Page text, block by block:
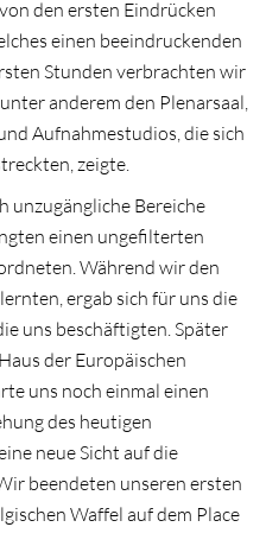
den ersten Eindrücken
einen beeindruckenden
Stunden verbrachten wir
anderem den Plenarsaal,
Aufnahmestudios, die sich
zeigte.
unzugängliche Bereiche
einen ungefilterten
Während wir den
ergab sich für uns die
uns beschäftigten. Später
der Europäischen
uns noch einmal einen
des heutigen
neue Sicht auf die
beendeten unseren ersten
Waffel auf dem Place